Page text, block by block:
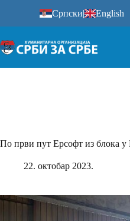
Српски| English
По први пут Ерсофт из блока у
22. октобар 2023.